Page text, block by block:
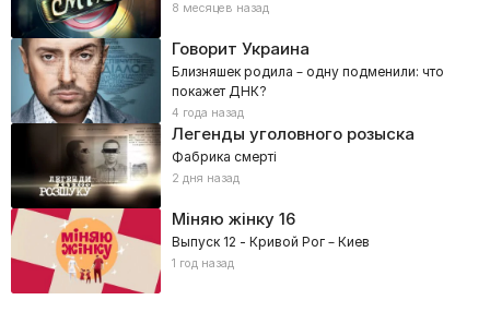
8 месяцев назад
Говорит Украина
Близняшек родила – одну подменили: что
покажет ДНК?
4 года назад
Легенды уголовного розыска
Фабрика смерті
2 дня назад
Міняю жінку16
Выпуск 12 - Кривой Рог – Киев
1 год назад